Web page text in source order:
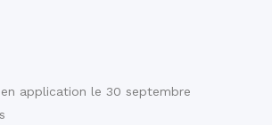
application le 30 septembre